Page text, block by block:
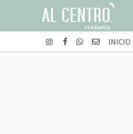
INICIO